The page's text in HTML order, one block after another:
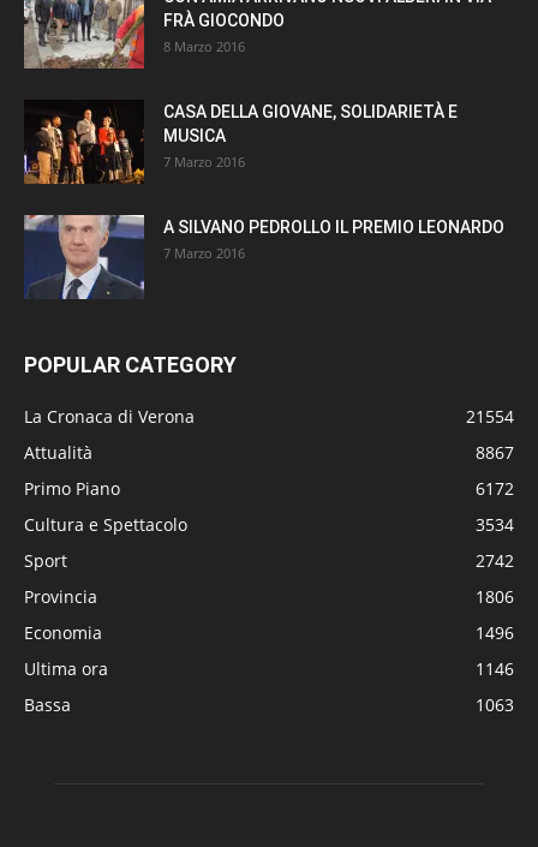
FRÀ GIOCONDO
8 Marzo 2016
CASA DELLA GIOVANE, SOLIDARIETÀ E
MUSICA
7 Marzo 2016
A SILVANO PEDROLLO IL PREMIO LEONARDO
7 Marzo 2016
POPULAR CATEGORY
La Cronaca di Verona
21554
Attualità
8867
Primo Piano
6172
Cultura e Spettacolo
3534
Sport
2742
Provincia
1806
Economia
1496
Ultima ora
1146
Bassa
1063